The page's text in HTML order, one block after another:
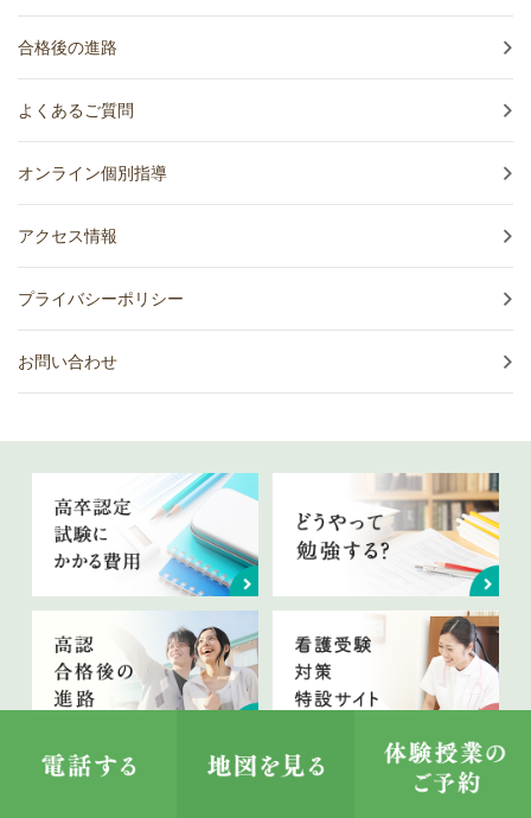
合格後の進路
よくあるご質問
オンライン個別指導
アクセス情報
プライバシーポリシー
お問い合わせ